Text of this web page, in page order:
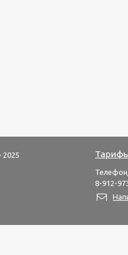
8-912-